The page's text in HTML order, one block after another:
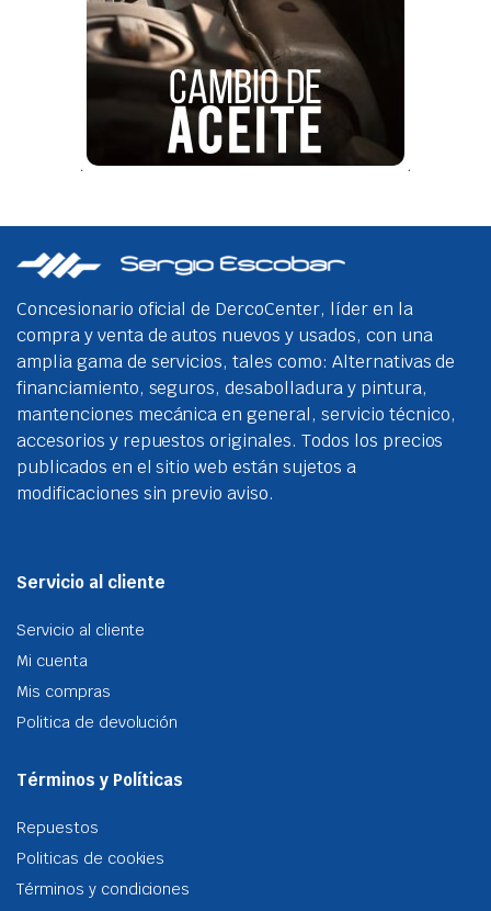
Concesionario oficial de DercoCenter, líder en la
compra y venta de autos nuevos y usados, con una
amplia gama de servicios, tales como: Alternativas de
financiamiento, seguros, desabolladura y pintura,
mantenciones mecánica en general, servicio técnico,
accesorios y repuestos originales. Todos los precios
publicados en el sitio web están sujetos a
modificaciones sin previo aviso.
Servicio al cliente
Servicio al cliente
Mi cuenta
Mis compras
Politica de devolución
Términos y Políticas
Repuestos
Politicas de cookies
Términos y condiciones